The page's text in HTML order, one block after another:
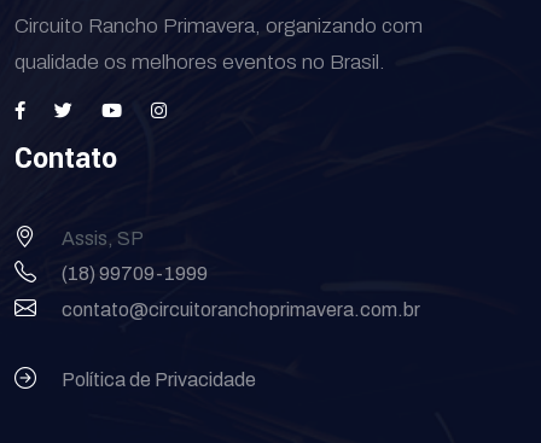
Circuito Rancho Primavera, organizando com
qualidade os melhores eventos no Brasil.
Contato
Assis, SP
(18) 99709-1999
contato@circuitoranchoprimavera.com.br
Política de Privacidade